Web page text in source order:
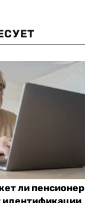
ли пенсионер